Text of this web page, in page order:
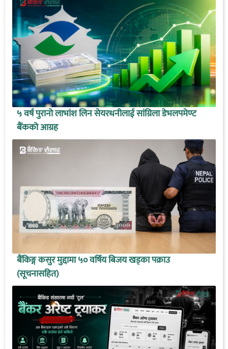
५ वर्ष पुरानो लाभांश लिन सेयरधनीलाई सांग्रिला डेभलपमेण्ट
बैंकको आग्रह
बैंकिङ्ग कसुर मुद्दामा ५० वर्षिय बिजय खड्का पक्राउ
(सूचनासहित)